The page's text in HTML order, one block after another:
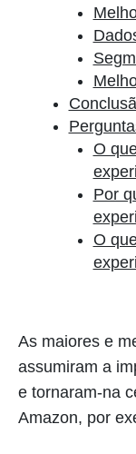
O
Por
O
As maiores e
assumiram a
e tornaram-na
Amazon, por